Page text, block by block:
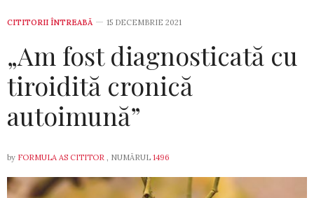
CITITORII ÎNTREABĂ 15 DECEMBRIE 2021
„Am fost diag­nosticată cu
tiroidită cronică
autoimună”
by FORMULA AS CITITOR , NUMĂRUL 1496